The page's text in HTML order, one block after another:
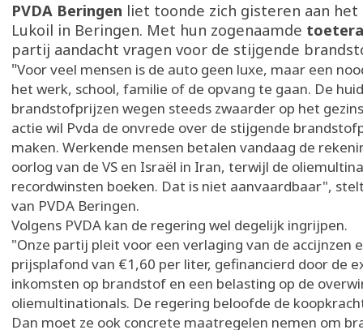
PVDA Beringen liet toonde zich gisteren aan
Lukoil in Beringen. Met hun zogenaamde
partij aandacht vragen voor de stijgende
"Voor veel mensen is de auto geen luxe, maar een
het werk, school, familie of de opvang te gaan. De
brandstofprijzen wegen steeds zwaarder op het
actie wil Pvda de onvrede over de stijgende
maken. Werkende mensen betalen vandaag de
oorlog van de VS en Israël in Iran, terwijl de
recordwinsten boeken. Dat is niet aanvaardbaar",
van PVDA Beringen.
Volgens PVDA kan de regering wel degelijk ingrijpen.
"Onze partij pleit voor een verlaging van de accijnzen
prijsplafond van €1,60 per liter, gefinancierd door de
inkomsten op brandstof en een belasting op de
oliemultinationals. De regering beloofde de
Dan moet ze ook concrete maatregelen nemen om